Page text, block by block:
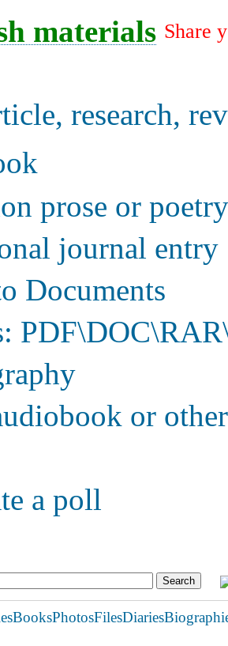
materials Share
research,
prose or poetry
journal entry
Documents
or
a poll
BooksPhotosFilesDiaries